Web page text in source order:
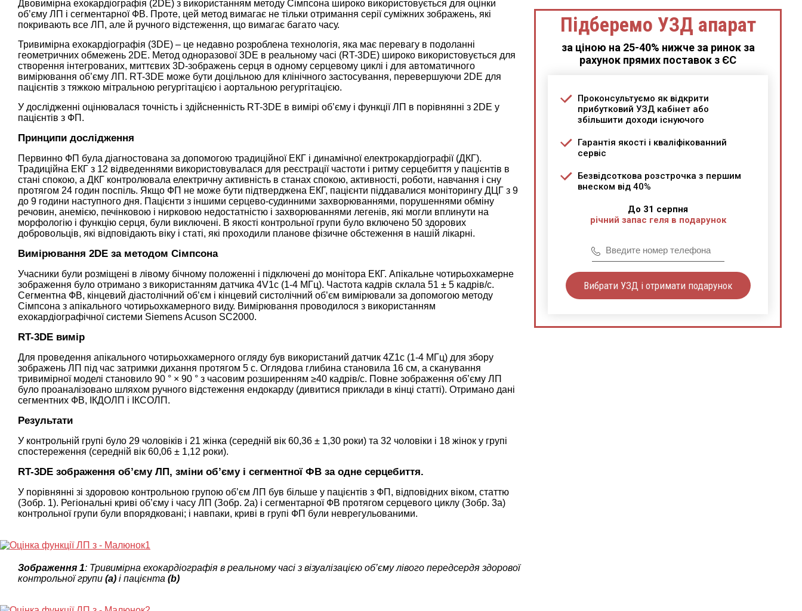
Двовимірна ехокардіографія (2DE) з використанням методу Сімпсона широко використовується для оцінки
об’єму ЛП і сегментарної ФВ. Проте, цей метод вимагає не тільки отримання серії суміжних зображень, які
покривають все ЛП, але й ручного відстеження, що вимагає багато часу.
Тривимірна ехокардіографія (3DE) – це недавно розроблена технологія, яка має перевагу в подоланні
геометричних обмежень 2DE. Метод одноразової 3DE в реальному часі (RT-3DE) широко використовується для
створення інтегрованих, миттєвих 3D-зображень серця в одному серцевому циклі і для автоматичного
вимірювання об’єму ЛП. RT-3DE може бути доцільною для клінічного застосування, перевершуючи 2DE для
пацієнтів з тяжкою мітральною регургітацією і аортальною регургітацією.
У дослідженні оцінювалася точність і здійсненність RT-3DE в вимірі об’єму і функції ЛП в порівнянні з 2DE у
пацієнтів з ФП.
Принципи дослідження
Первинно ФП була діагностована за допомогою традиційної ЕКГ і динамічної електрокардіографії (ДКГ).
Традиційна ЕКГ з 12 відведеннями використовувалася для реєстрації частоти і ритму серцебиття у пацієнтів в
стані спокою, а ДКГ контролювала електричну активність в станах спокою, активності, роботи, навчання і сну
протягом 24 годин поспіль. Якщо ФП не може бути підтверджена ЕКГ, пацієнти піддавалися моніторингу ДЦГ з 9
до 9 години наступного дня. Пацієнти з іншими серцево-судинними захворюваннями, порушеннями обміну
речовин, анемією, печінковою і нирковою недостатністю і захворюваннями легенів, які могли вплинути на
морфологію і функцію серця, були виключені. В якості контрольної групи було включено 50 здорових
добровольців, які відповідають віку і статі, які проходили планове фізичне обстеження в нашій лікарні.
Вимірювання 2DE за методом Сімпсона
Учасники були розміщені в лівому бічному положенні і підключені до монітора ЕКГ. Апікальне чотирьохкамерне
зображення було отримано з використанням датчика 4V1с (1-4 МГц). Частота кадрів склала 51 ± 5 кадрів/с.
Сегментна ФВ, кінцевий діастолічний об’єм і кінцевий систолічний об’єм вимірювали за допомогою методу
Сімпсона з апікального чотирьохкамерного виду. Вимірювання проводилося з використанням
ехокардіографічної системи Siemens Acuson SC2000.
RT-3DE вимір
Для проведення апікального чотирьохкамерного огляду був використаний датчик 4Z1c (1-4 МГц) для збору
зображень ЛП під час затримки дихання протягом 5 с. Оглядова глибина становила 16 см, а сканування
тривимірної моделі становило 90 ° × 90 ° з часовим розширенням ≥40 кадрів/с. Повне зображення об’єму ЛП
було проаналізовано шляхом ручного відстеження ендокарду (дивитися приклади в кінці статті). Отримано дані
сегментних ФВ, ІКДОЛП і ІКСОЛП.
Результати
У контрольній групі було 29 чоловіків і 21 жінка (середній вік 60,36 ± 1,30 роки) та 32 чоловіки і 18 жінок у групі
спостереження (середній вік 60,06 ± 1,12 роки).
RT-3DE зображення об’єму ЛП, зміни об’єму і сегментної ФВ за одне серцебиття.
У порівнянні зі здоровою контрольною групою об’єм ЛП був більше у пацієнтів з ФП, відповідних віком, статтю
(Зобр. 1). Регіональні криві об’єму і часу ЛП (Зобр. 2а) і сегментарної ФВ протягом серцевого циклу (Зобр. 3а)
контрольної групи були впорядковані; і навпаки, криві в групі ФП були неврегульованими.
Зображення 1: Тривимірна ехокардіографія в реальному часі з візуалізацією об’єму лівого передсердя здорової
контрольної групи (а) і пацієнта (b)
Підберемо УЗД апарат
за ціною на 25-40% нижче за ринок за
рахунок прямих поставок з ЄС
Проконсультуємо як відкрити
прибутковий УЗД кабінет або
збільшити доходи існуючого
Гарантія якості і кваліфікованний
сервіс
Безвідсоткова розстрочка з першим
внеском від 40%
До 31 серпня
річний запас геля в подарунок
Вибрати УЗД і отримати подарунок